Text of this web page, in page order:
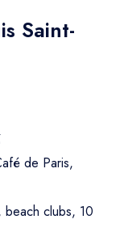
Saint-
de Paris,
beach clubs, 10